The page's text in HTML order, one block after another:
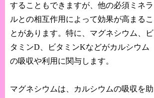
することもできますが、他の必須ミネラ
ルとの相互作用によって効果が高まるこ
とがあります。特に、マグネシウム、ビ
タミンD、ビタミンKなどがカルシウム
の吸収や利用に関与します。
マグネシウムは、カルシウムの吸収を助